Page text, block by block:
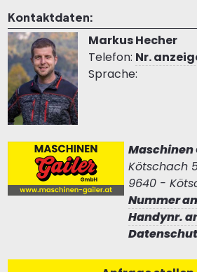
Kontaktdaten:
Markus Hecher
Telefon: Nr.
Sprache:
Maschinen
Kötschach
9640 -
Nummer
Handynr.